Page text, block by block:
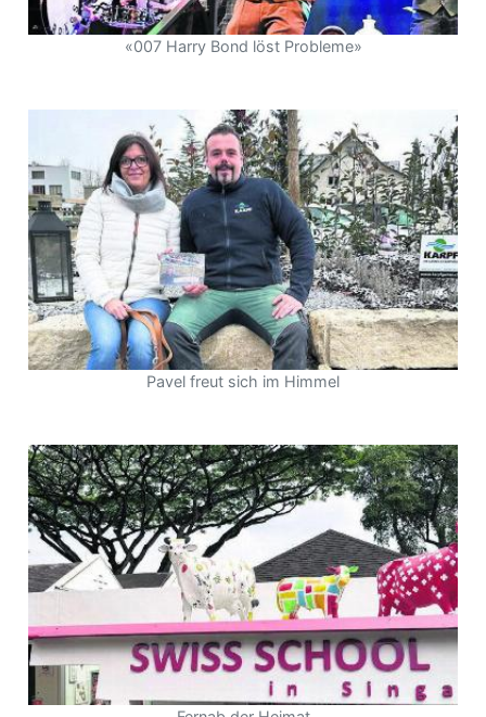
«007 Harry Bond löst Probleme»
Pavel freut sich im Himmel